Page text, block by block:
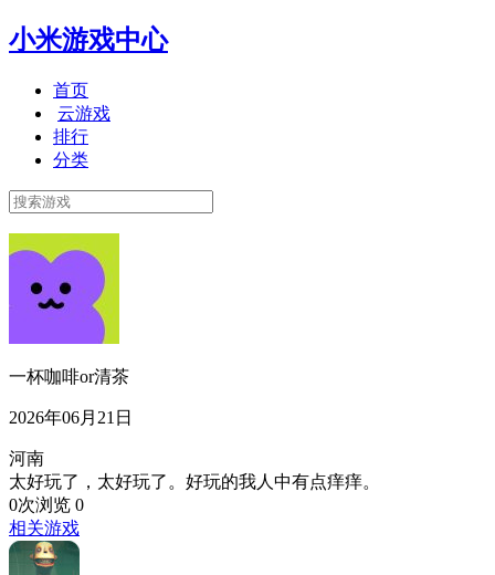
小米游戏中心
首页
云游戏
排行
分类
一杯咖啡or清茶
2026年06月21日
河南
太好玩了，太好玩了。好玩的我人中有点痒痒。
0次浏览 0
相关游戏